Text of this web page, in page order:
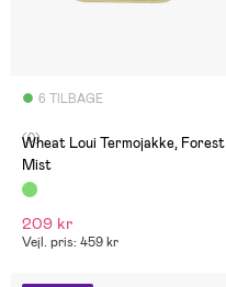
6 TILBAGE
(0)
Wheat Loui Termojakke, Forest
Mist
209 kr
Vejl. pris: 459 kr